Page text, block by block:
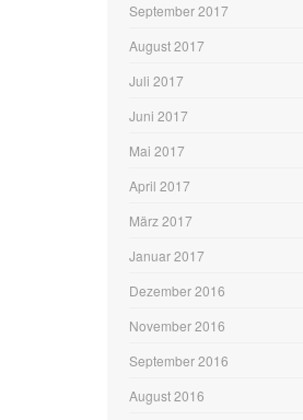
September 2017
August 2017
Juli 2017
Juni 2017
Mai 2017
April 2017
März 2017
Januar 2017
Dezember 2016
November 2016
September 2016
August 2016